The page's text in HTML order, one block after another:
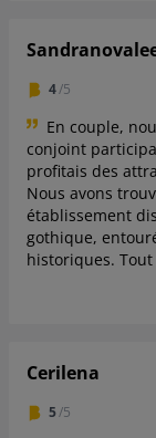
4/5
En couple,
conjoint
profitais des
Nous avons
établissement
gothique,
historiques.
Cerilena
5/5